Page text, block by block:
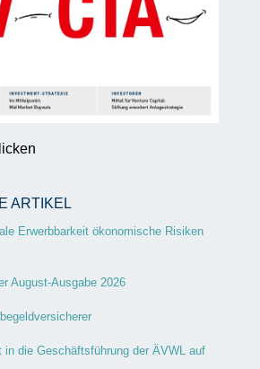
ARTIKEL
Erwerbbarkeit ökonomische Risiken
August-Ausgabe 2026
in die Geschäftsführung der ÄVWL auf